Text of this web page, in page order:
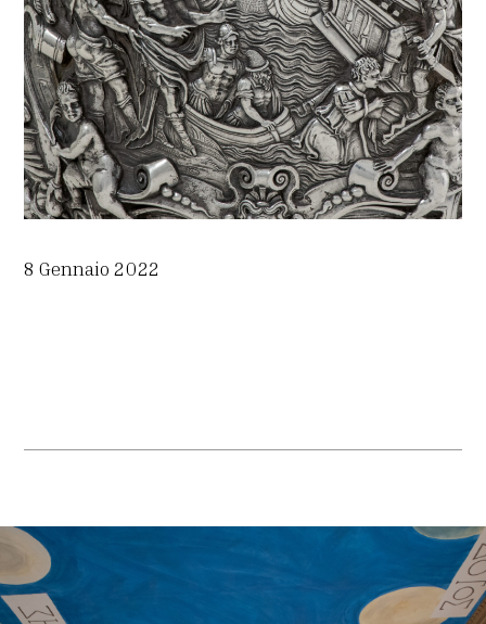
8 Gennaio 2022